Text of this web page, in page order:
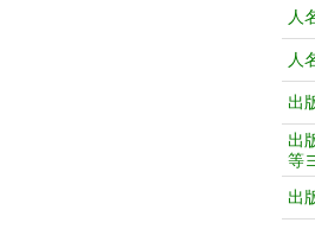
人
人
出
出
等
出